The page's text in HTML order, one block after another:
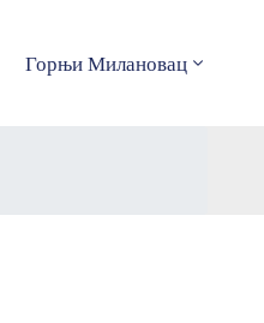
Горњи Милановац